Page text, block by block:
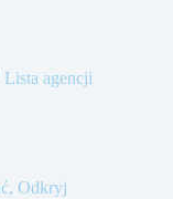
agencji
Odkryj